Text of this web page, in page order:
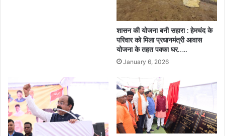
शासन की योजना बनी सहारा : हेमचंद के
परिवार को मिला प्रधानमंत्री आवास
योजना के तहत पक्का घर…..
January 6, 2026